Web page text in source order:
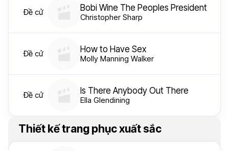
Đề cử Bobi Wine The Peoples President
Christopher Sharp
Đề cử How to Have Sex
Molly Manning Walker
Đề cử Is There Anybody Out There
Ella Glendining
Thiết kế trang phục xuất sắc